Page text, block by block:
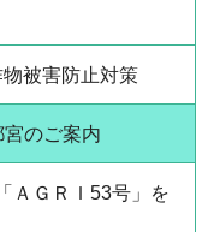
被害防止対策
のご案内
ＡＧＲＩ53号」を